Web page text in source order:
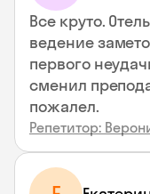
Все круто.
ведение
первого
сменил
пожалел.
Репетитор: